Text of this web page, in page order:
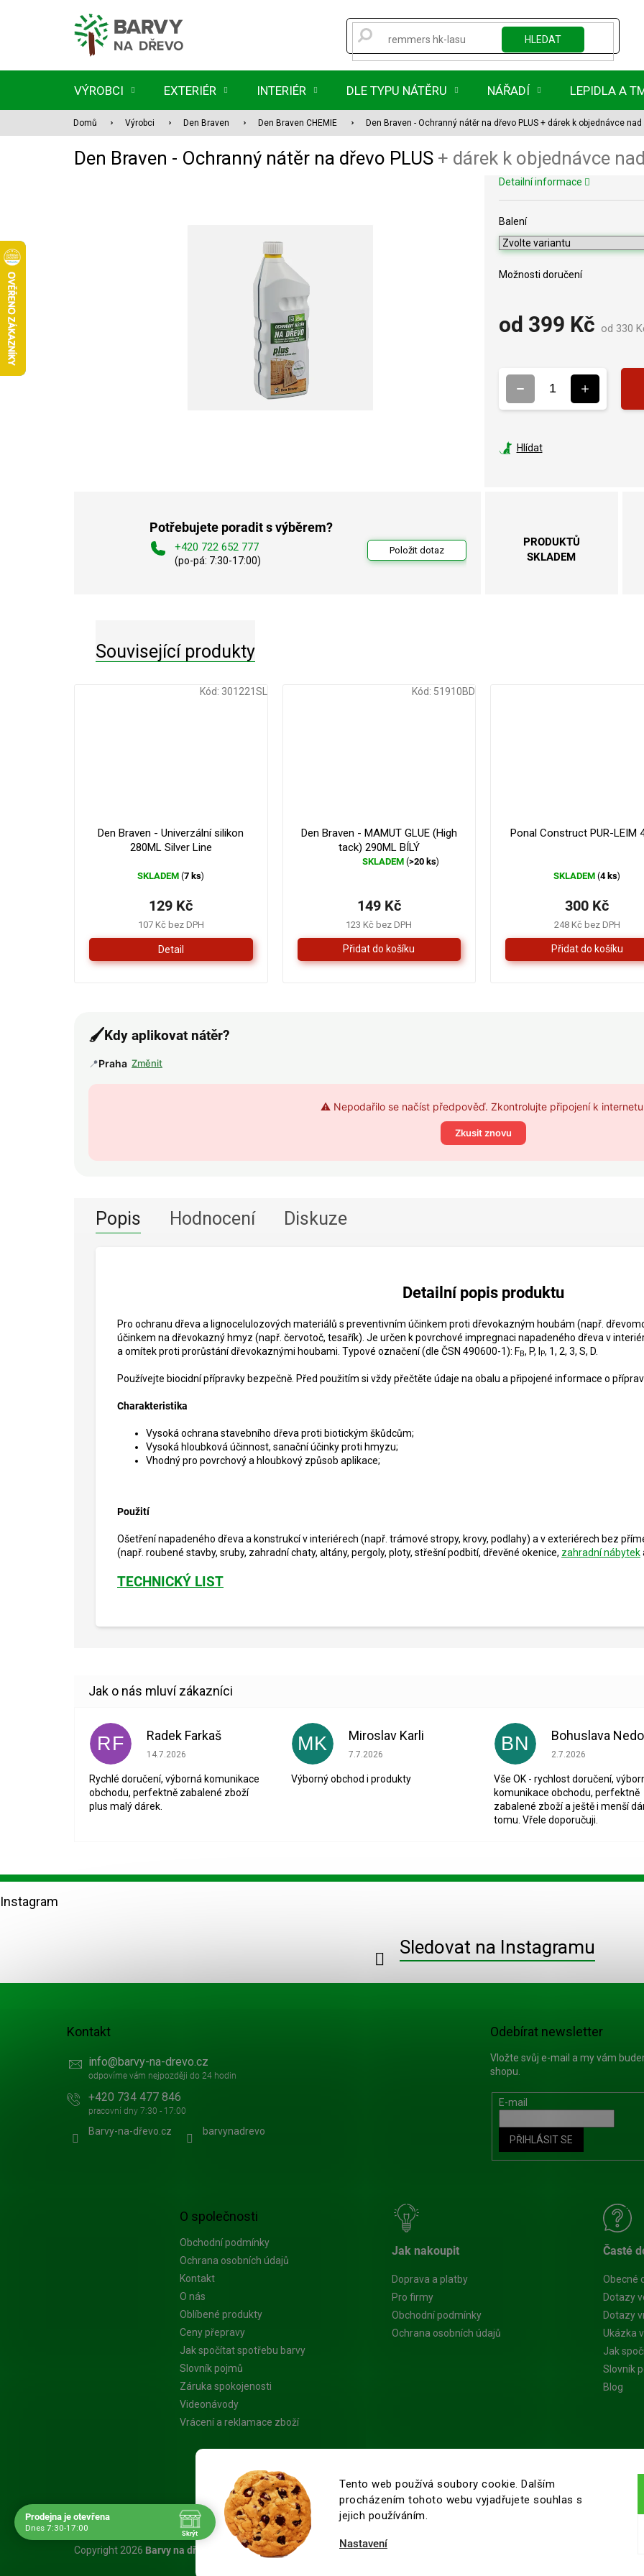
Tento web používá soubory cookie. Dalším
procházením tohoto webu vyjadřujete souhlas s
jejich používáním.
Nastavení
HLEDAT
VÝROBCI EXTERIÉR INTERIÉR DLE TYPU NÁTĚRU NÁŘADÍ LEPIDLA A
Domů Výrobci Den Braven Den Braven CHEMIE Den Braven - Ochranný nátěr na dřevo PLUS + dárek k objednávce nad
Den Braven - Ochranný nátěr na dřevo PLUS + dárek k objednávce
od 399 Kč od 330
Balení
Možnosti doručení
Detailní informace
Hlídat
Potřebujete poradit s výběrem?
+420 722 652 777
(po-pá: 7:30-17:00)
Položit dotaz
PRODUKTŮ
SKLADEM
Související produkty
Den Braven - Univerzální silikon
280ML Silver Line
SKLADEM(7 ks)
107 Kč bez DPH
129 Kč
Detail
Kód: 301221SL
Den Braven - MAMUT GLUE (High
tack) 290ML BÍLÝ
Průměrné
z
hvězdiček.
SKLADEM (>20 ks)
123 Kč bez DPH
149 Kč
Kód: 51910BD
Ponal Construct PUR-LEIM
SKLADEM(4 ks)
248 Kč bez DPH
300 Kč
🖌️Kdy aplikovat nátěr?
📍Praha Změnit
⚠️ Nepodařilo se načíst předpověď. Zkontrolujte připojení k
Zkusit znovu
Popis Hodnocení Diskuze
Detailní popis produktu
Pro ochranu dřeva a lignocelulozových materiálů s preventivním účinkem proti dřevokazným houbám (např.
účinkem na dřevokazný hmyz (např. červotoč, tesařík). Je určen k povrchové impregnaci napadeného dřeva v
a omítek proti prorůstání dřevokaznými houbami. Typové označení (dle ČSN 490600-1): FB, P, l P, 1, 2, 3, S, D.
Používejte biocidní přípravky bezpečně. Před použitím si vždy přečtěte údaje na obalu a připojené informace o
Charakteristika
Vysoká ochrana stavebního dřeva proti biotickým škůdcům;
Vysoká hloubková účinnost, sanační účinky proti hmyzu;
Vhodný pro povrchový a hloubkový způsob aplikace;
Použití
Ošetření napadeného dřeva a konstrukcí v interiérech (např. trámové stropy, krovy, podlahy) a v exteriérech bez
(např. roubené stavby, sruby, zahradní chaty, altány, pergoly, ploty, střešní podbití, dřevěné okenice, zahradní nábytek
TECHNICKÝ LIST
RF Radek Farkaš
Hodnocení obchodu je 5 z 5 hvězdiček.
14.7.2026
Rychlé doručení, výborná komunikace
obchodu, perfektně zabalené zboží
plus malý dárek.
MK Miroslav Karli
Hodnocení obchodu je 5 z 5 hvězdiček.
7.7.2026
Výborný obchod i produkty
BN Hodnocení obchodu
2.7.2026
Vše OK - rychlost doručení,
komunikace obchodu, perfektně
zabalené zboží a ještě i menší
tomu. Vřele doporučuji.
Z
áInstagram
Sledovat na Instagramu
O společnosti
Obchodní podmínky
Ochrana osobních údajů
Kontakt
O nás
Oblíbené produkty
Ceny přepravy
Jak spočítat spotřebu barvy
Slovník pojmů
Záruka spokojenosti
Videonávody
Vrácení a reklamace zboží
Jak nakoupit
Doprava a platby
Pro firmy
Obchodní podmínky
Ochrana osobních údajů
Časté
Obecné
Dotazy
Dotazy
Ukázka
Jak
Slovník
Blog
Kontakt
info@barvy-na-drevo.cz
+420 734 477 846
Barvy-na-dřevo.cz barvynadrevo
Odebírat newsletter
Vložte svůj e-mail a my vám
shopu.
E-mail
PŘIHLÁSIT SE
Platba Visa
Copyright 2026 Barvy na dřevo.cz - Specialista na nátěry dřeva. Všechna práva vyhrazena.
Prodejna je otevřena
Dnes 7:30-17:00
Skrýt
Navštivte nás osobně